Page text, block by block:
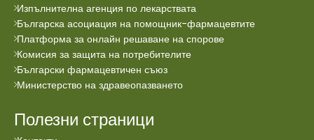
Изпълнителна агенция по лекарствата
Българска асоциация на помощник-фармацевтите
Платформа за онлайн решаване на спорове
Комисия за защита на потребителите
Български фармацевтичен съюз
Министерство на здравеопазването
Полезни страници